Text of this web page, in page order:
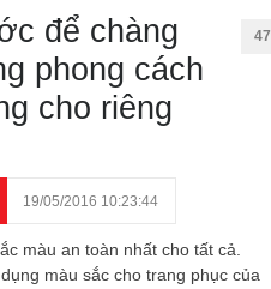
để chàng
phong cách
cho riêng
47
19/05/2016 10:23:44
màu an toàn nhất cho tất cả.
màu sắc cho trang phục của